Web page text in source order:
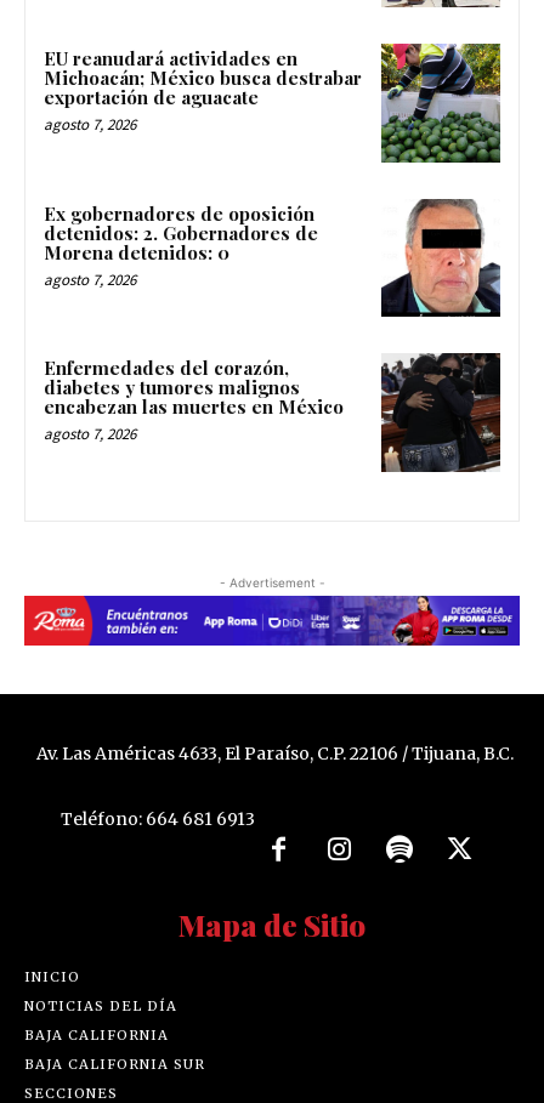
EU reanudará actividades en
Michoacán; México busca destrabar
exportación de aguacate
agosto 7, 2026
Ex gobernadores de oposición
detenidos: 2. Gobernadores de
Morena detenidos: 0
agosto 7, 2026
Enfermedades del corazón,
diabetes y tumores malignos
encabezan las muertes en México
agosto 7, 2026
- Advertisement -
Av. Las Américas 4633, El Paraíso, C.P. 22106 / Tijuana, B.C.
Teléfono: 664 681 6913
Mapa de Sitio
INICIO
NOTICIAS DEL DÍA
BAJA CALIFORNIA
BAJA CALIFORNIA SUR
SECCIONES